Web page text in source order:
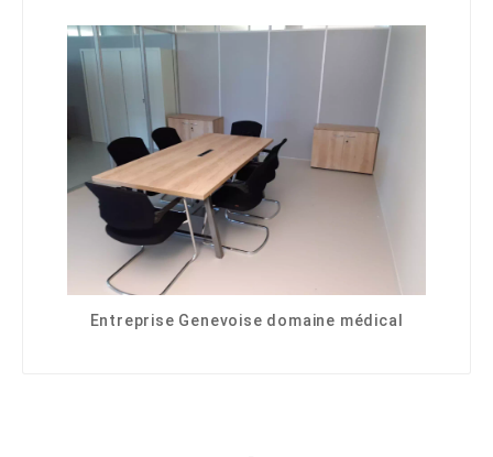
Entreprise Genevoise domaine médical